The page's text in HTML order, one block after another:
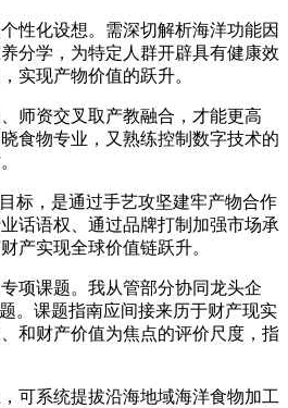
化设想。需深切解析海洋功能因
分学，为特定人群开辟具有健康效
实现产物价值的跃升。
资交叉取产教融合，才能更高
食物专业，又熟练控制数字技术的
，是通过手艺攻坚建牢产物合作
话语权、通过品牌打制加强市场承
产实现全球价值链跃升。
课题。我从管部分协同龙头企
。课题指南应间接来历于财产现实
和财产价值为焦点的评价尺度，指
系统提拔沿海地域海洋食物加工